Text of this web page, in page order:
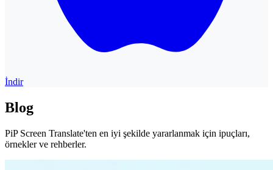
İndir
Blog
PiP Screen Translate'ten en iyi şekilde yararlanmak için ipuçları,
örnekler ve rehberler.